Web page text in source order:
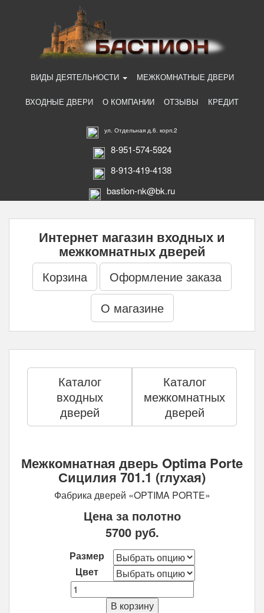
ВИДЫ ДЕЯТЕЛЬНОСТИ МЕЖКОМНАТНЫЕ ДВЕРИ
ВХОДНЫЕ ДВЕРИ О КОМПАНИИ ОТЗЫВЫ КРЕДИТ
ул. Отдельная д.6. корп.2
8-951-574-5924
8-913-419-4138
bastion-nk@bk.ru
Интернет магазин входных и
межкомнатных дверей
Корзина
Оформление заказа
О магазине
Каталог
входных
дверей
Каталог
межкомнатных
дверей
Межкомнатная дверь Optima Porte
Сицилия 701.1 (глухая)
Фабрика дверей «OPTIMA PORTE»
Цена за полотно
5700 руб.
Размер
Цвет
Количество
Межкомнатная
В корзину